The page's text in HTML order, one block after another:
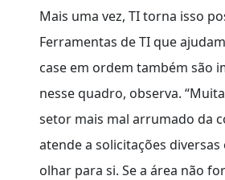
Mais uma vez, TI torna isso
Ferramentas de TI que
case em ordem também são
nesse quadro, observa.
setor mais mal arrumado da
atende a solicitações diversas
olhar para si. Se a área não